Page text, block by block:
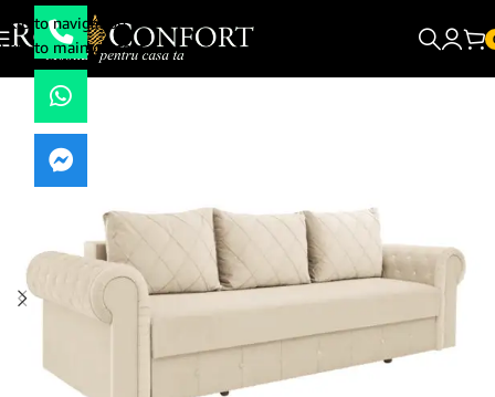
Skip to navigation
Skip to main content